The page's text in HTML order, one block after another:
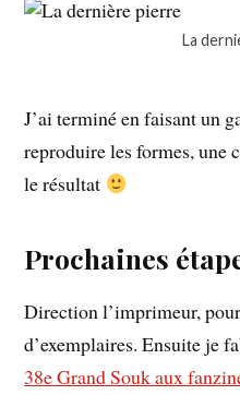
La
J’ai terminé en faisant un
reproduire les formes, une
le résultat
Prochaines
Direction l’imprimeur,
d’exemplaires. Ensuite je
38e Grand Souk aux